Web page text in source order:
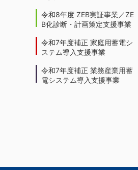
令和8年度 ZEB実証事業／ZE
B化診断・計画策定支援事業
令和7年度補正 家庭用蓄電シ
ステム導入支援事業
令和7年度補正 業務産業用蓄
電システム導入支援事業